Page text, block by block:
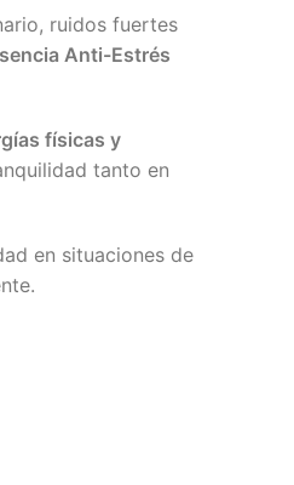
ruidos fuertes
Anti-Estrés
físicas y
tanto en
en situaciones de